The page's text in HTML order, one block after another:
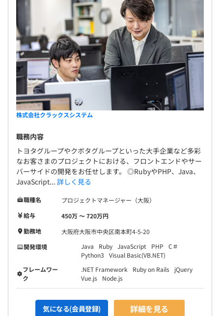
株式会社クラックスシステム
職務内容
トヨタグループやクボタグループといった大手企業など多彩
なお客さまのプロジェクトにおける、フロントエンドやサー
バーサイドの開発をお任せします。 ◎RubyやPHP、Java、
JavaScript... 詳しく見る
職種名
プロジェクトマネージャー（大阪）
給与
450万 〜 720万円
勤務地
大阪府大阪市中央区南本町4-5-20
開発環境
Java Ruby JavaScript PHP
C＃
Python3
Visual Basic(VB.NET)
フレームワー
ク
.NET Framework Ruby on Rails
jQuery
Vue.js
Node.js
気になる(会員登録) 詳細を見る